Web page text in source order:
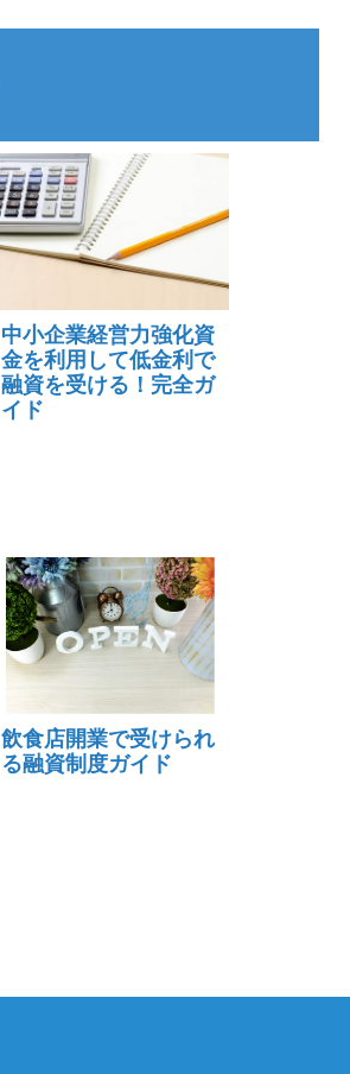
中小企業経営力強化資
金を利用して低金利で
融資を受ける！完全ガ
イド
飲食店開業で受けられ
る融資制度ガイド